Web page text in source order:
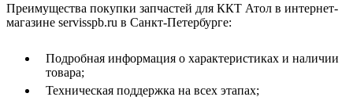
Преимущества покупки запчастей для ККТ Атол в интернет-
магазине servisspb.ru в Санкт-Петербурге:
Подробная информация о характеристиках и наличии
товара;
Техническая поддержка на всех этапах;